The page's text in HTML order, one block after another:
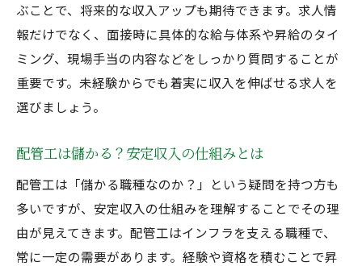
ぶことで、将来的な収入アップも期待できます。求人情
報だけでなく、面接時に具体的な給与体系や昇給のタイ
ミング、現場手当の内容などをしっかり質問することが
重要です。未経験からでも着実に収入を伸ばせる求人を
選びましょう。
配管工は儲かる？安定収入の仕組みとは
配管工は「儲かる職種なのか？」という疑問を持つ方も
多いですが、安定収入の仕組みを理解することでその理
由が見えてきます。配管工はインフラを支える職種で、
常に一定の需要があります。経験や資格を積むことで昇